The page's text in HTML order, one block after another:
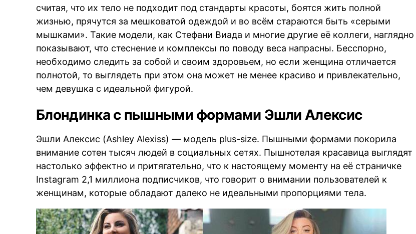
считая, что их тело не подходит под стандарты красоты, боятся жить полной
жизнью, прячутся за мешковатой одеждой и во всём стараются быть «серыми
мышками». Такие модели, как Стефани Виада и многие другие её коллеги, наглядно
показывают, что стеснение и комплексы по поводу веса напрасны. Бесспорно,
необходимо следить за собой и своим здоровьем, но если женщина отличается
полнотой, то выглядеть при этом она может не менее красиво и привлекательно,
чем девушка с идеальной фигурой.
Блондинка с пышными формами Эшли Алексис
Эшли Алексис (Ashley Alexiss) — модель plus-size. Пышными формами покорила
внимание сотен тысяч людей в социальных сетях. Пышнотелая красавица выглядят
настолько эффектно и притягательно, что к настоящему моменту на её страничке
Instagram 2,1 миллиона подписчиков, что говорит о внимании пользователей к
женщинам, которые обладают далеко не идеальными пропорциями тела.